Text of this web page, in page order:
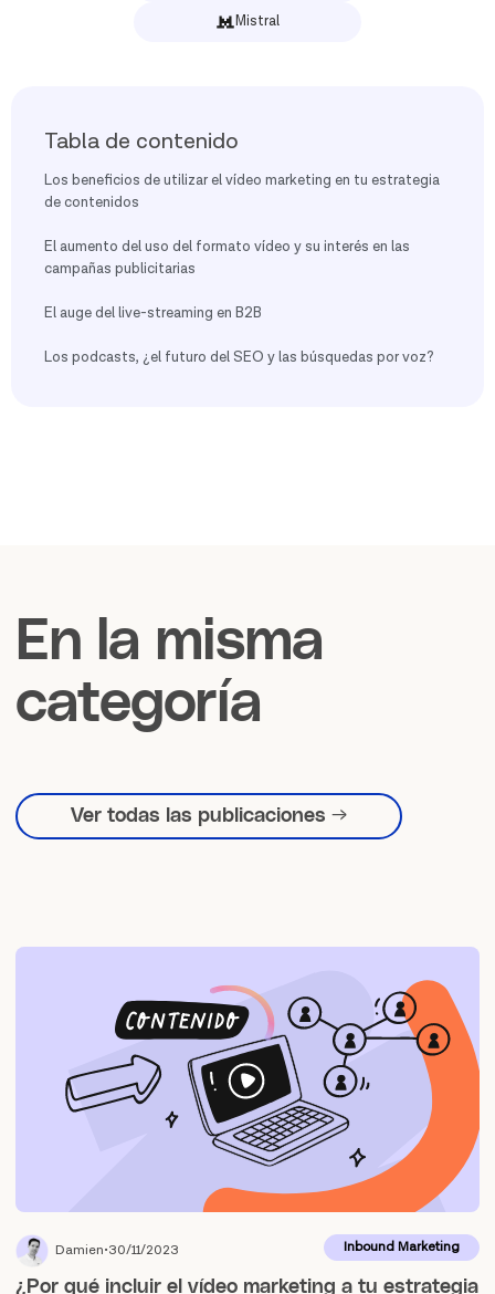
Mistral
Tabla de contenido
Los beneficios de utilizar el vídeo marketing en tu estrategia
de contenidos
El aumento del uso del formato vídeo y su interés en las
campañas publicitarias
El auge del live-streaming en B2B
Los podcasts, ¿el futuro del SEO y las búsquedas por voz?
En la misma
categoría
Ver todas las publicaciones →
Damien 30/11/2023
¿Por qué incluir el vídeo marketing a tu estrategia
Inbound Marketing